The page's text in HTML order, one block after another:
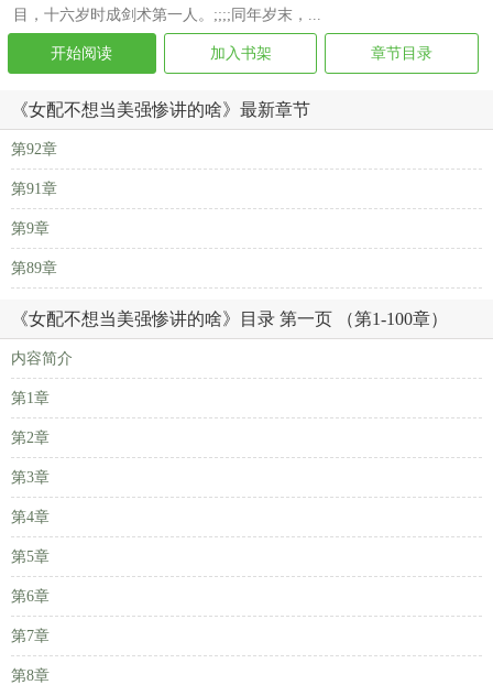
目，十六岁时成剑术第一人。;;;;同年岁末，...
开始阅读 加入书架 章节目录
《女配不想当美强惨讲的啥》最新章节
第92章
第91章
第9章
第89章
《女配不想当美强惨讲的啥》目录 第一页 （第1-100章）
内容简介
第1章
第2章
第3章
第4章
第5章
第6章
第7章
第8章